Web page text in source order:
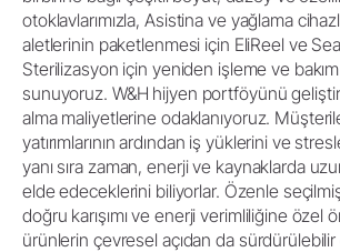
otoklavlarımızla, Asistina ve yağlama
aletlerinin paketlenmesi için EliReel ve
Sterilizasyon için yeniden işleme ve
sunuyoruz. W&H hijyen portföyünü
alma maliyetlerine odaklanıyoruz.
yatırımlarının ardından iş yüklerini ve
yanı sıra zaman, enerji ve kaynaklarda
elde edeceklerini biliyorlar. Özenle
doğru karışımı ve enerji verimliliğine özel
ürünlerin çevresel açıdan da sürdürülebilir